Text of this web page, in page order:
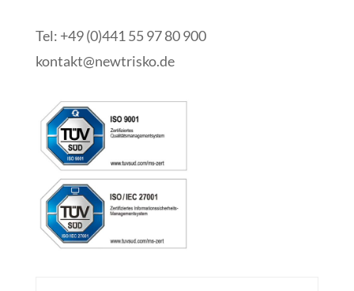
Tel: +49 (0)441 55 97 80 900
kontakt@newtrisko.de